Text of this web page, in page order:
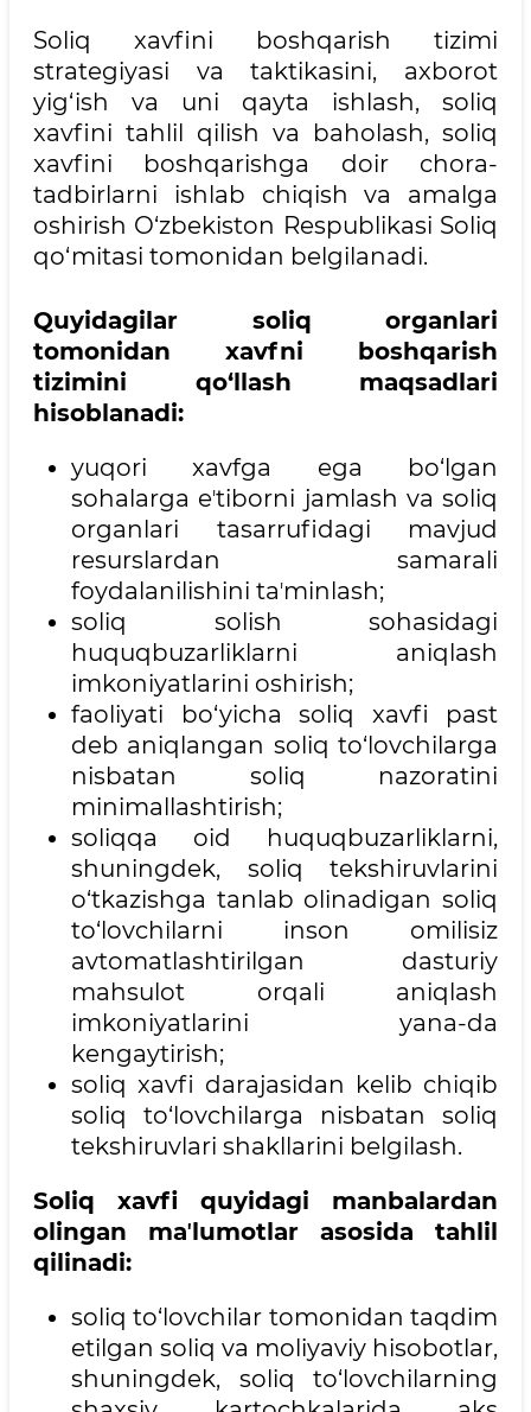
Soliq xavfini boshqarish tizimi
strategiyasi va taktikasini, axborot
yig‘ish va uni qayta ishlash, soliq
xavfini tahlil qilish va baholash, soliq
xavfini boshqarishga doir chora-
tadbirlarni ishlab chiqish va amalga
oshirish O‘zbekiston Respublikasi Soliq
qo‘mitasi tomonidan belgilanadi.
Quyidagilar soliq organlari
tomonidan xavfni boshqarish
tizimini qo‘llash maqsadlari
hisoblanadi:
yuqori xavfga ega bo‘lgan
sohalarga eʼtiborni jamlash va soliq
organlari tasarrufidagi mavjud
resurslardan samarali
foydalanilishini taʼminlash;
soliq solish sohasidagi
huquqbuzarliklarni aniqlash
imkoniyatlarini oshirish;
faoliyati bo‘yicha soliq xavfi past
deb aniqlangan soliq to‘lovchilarga
nisbatan soliq nazoratini
minimallashtirish;
soliqqa oid huquqbuzarliklarni,
shuningdek, soliq tekshiruvlarini
o‘tkazishga tanlab olinadigan soliq
to‘lovchilarni inson omilisiz
avtomatlashtirilgan dasturiy
mahsulot orqali aniqlash
imkoniyatlarini yana-da
kengaytirish;
soliq xavfi darajasidan kelib chiqib
soliq to‘lovchilarga nisbatan soliq
tekshiruvlari shakllarini belgilash.
Soliq xavfi quyidagi manbalardan
olingan maʼlumotlar asosida tahlil
qilinadi:
soliq to‘lovchilar tomonidan taqdim
etilgan soliq va moliyaviy hisobotlar,
shuningdek, soliq to‘lovchilarning